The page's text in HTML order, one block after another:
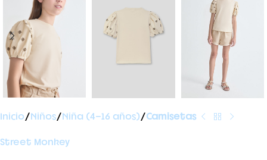
Inicio Niños Niña (4-16 años) Camisetas
Street Monkey